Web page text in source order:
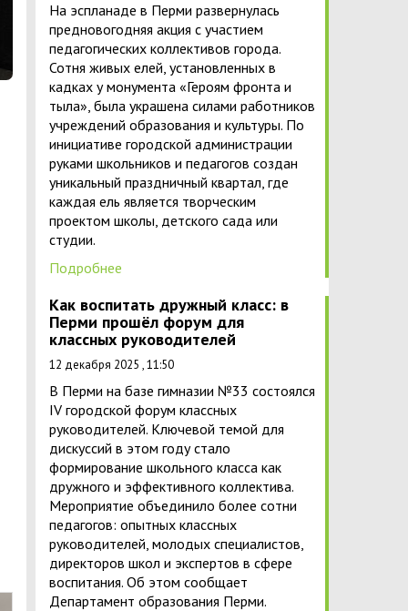
На эспланаде в Перми развернулась
предновогодняя акция с участием
педагогических коллективов города.
Сотня живых елей, установленных в
кадках у монумента «Героям фронта и
тыла», была украшена силами работников
учреждений образования и культуры. По
инициативе городской администрации
руками школьников и педагогов создан
уникальный праздничный квартал, где
каждая ель является творческим
проектом школы, детского сада или
студии.
Подробнее
Как воспитать дружный класс: в
Перми прошёл форум для
классных руководителей
12 декабря 2025 , 11:50
В Перми на базе гимназии №33 состоялся
IV городской форум классных
руководителей. Ключевой темой для
дискуссий в этом году стало
формирование школьного класса как
дружного и эффективного коллектива.
Мероприятие объединило более сотни
педагогов: опытных классных
руководителей, молодых специалистов,
директоров школ и экспертов в сфере
воспитания. Об этом сообщает
Департамент образования Перми.